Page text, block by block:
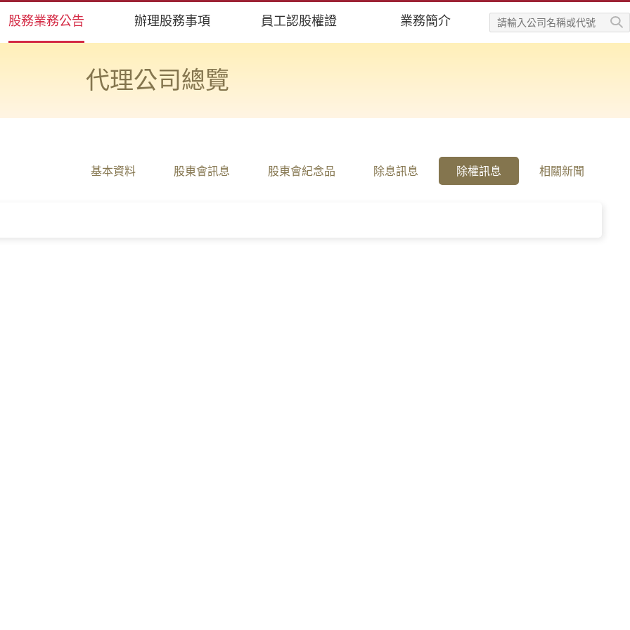
股務業務公告 辦理股務事項 員工認股權證 業務簡介
代理公司總覽
基本資料 股東會訊息 股東會紀念品 除息訊息 除權訊息 相關新聞